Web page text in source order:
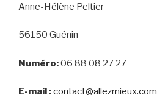
Anne-Hélène Peltier
56150 Guénin
Numéro:06 88 08 27 27
E-mail :contact@allezmieux.com